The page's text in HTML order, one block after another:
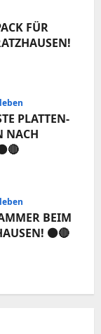
FÜR
PLATTEN-
NACH
BEIM
⚫️🔴